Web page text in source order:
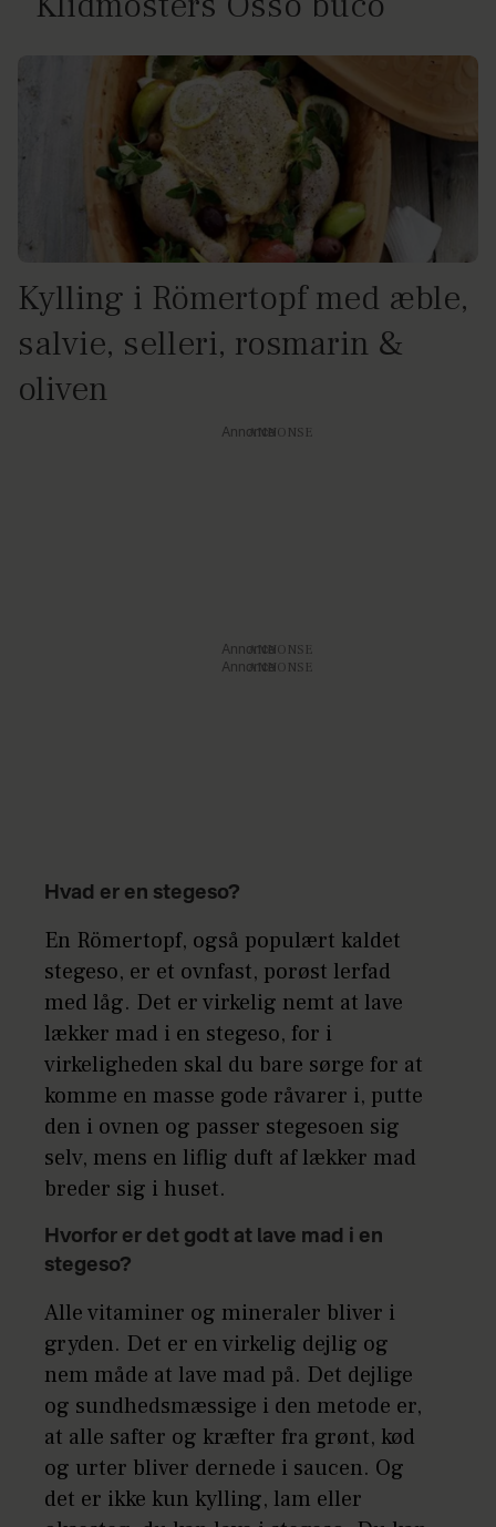
Kylling i Römertopf med æble,
salvie, selleri, rosmarin &
oliven
Annonce
Annonce
Annonce
Hvad er en stegeso?
En Römertopf, også populært kaldet
stegeso, er et ovnfast, porøst lerfad
med låg. Det er virkelig nemt at lave
lækker mad i en stegeso, for i
virkeligheden skal du bare sørge for at
komme en masse gode råvarer i, putte
den i ovnen og passer stegesoen sig
selv, mens en liflig duft af lækker mad
breder sig i huset.
Hvorfor er det godt at lave mad i en
stegeso?
Alle vitaminer og mineraler bliver i
gryden. Det er en virkelig dejlig og
nem måde at lave mad på. Det dejlige
og sundhedsmæssige i den metode er,
at alle safter og kræfter fra grønt, kød
og urter bliver dernede i saucen. Og
det er ikke kun kylling, lam eller